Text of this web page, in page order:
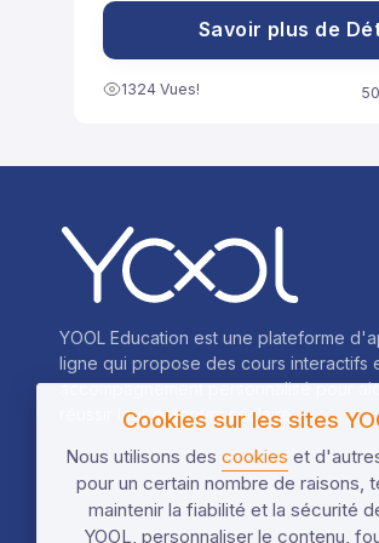
ou résoudre des équations plus
Savoir plus de
1324 Vues!
YOOL Education est une plateforme
ligne qui propose des cours interactifs
accompagnement personnalisé pour
réussir leur parcours scolaire.
Cookies sur les sites
Nous utilisons des cookies et
pour un certain nombre de raisons,
maintenir la fiabilité et la sécurité
YOOL, personnaliser le contenu,